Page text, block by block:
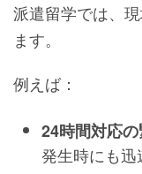
派遣留学では、
ます。
例えば：
24時間対応
発生時にも迅